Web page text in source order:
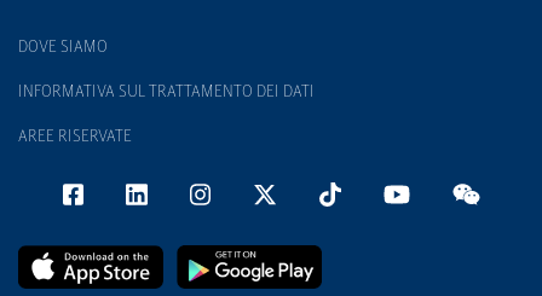
DOVE SIAMO
INFORMATIVA SUL TRATTAMENTO DEI DATI
AREE RISERVATE